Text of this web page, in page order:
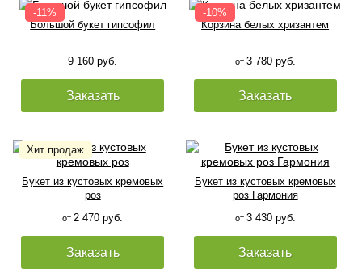
Большой букет гипсофил
9 160 руб.
Заказать
Корзина белых хризантем
от 3 780 руб.
Заказать
Букет из кустовых кремовых
роз
от 2 470 руб.
Заказать
Букет из кустовых кремовых
роз Гармония
от 3 430 руб.
Заказать